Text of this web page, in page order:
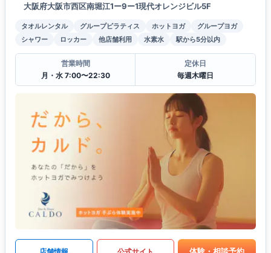
大阪府大阪市西区南堀江1ー9ー1現代オレンジビル5F
タオルレンタル グループピラティス ホットヨガ
グループヨガ
シャワー
ロッカー 他店舗利用 水素水 駅から5分以内
営業時間
月・水 7:00〜22:30
定休日
毎週木曜日